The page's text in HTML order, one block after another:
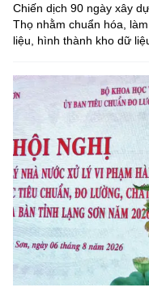
Chiến dịch 90 ngày xây
Thọ nhằm chuẩn hóa,
liệu, hình thành kho dữ